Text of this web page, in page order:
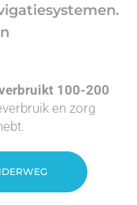
100-200
en zorg